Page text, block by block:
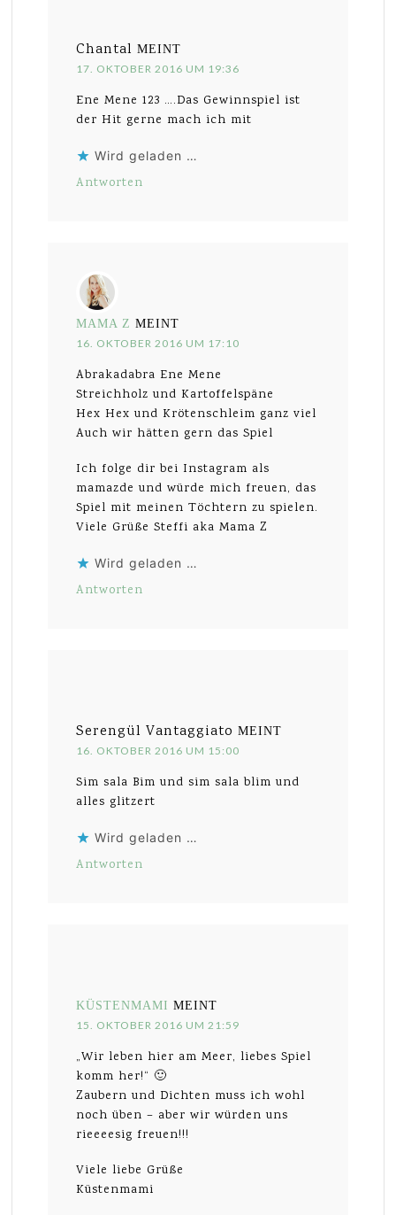
Chantal MEINT
17. OKTOBER 2016 UM 19:36
Ene Mene 123 ….Das Gewinnspiel ist
der Hit gerne mach ich mit
Wird geladen …
Antworten
MAMA Z MEINT
16. OKTOBER 2016 UM 17:10
Abrakadabra Ene Mene
Streichholz und Kartoffelspäne
Hex Hex und Krötenschleim ganz viel
Auch wir hätten gern das Spiel
Ich folge dir bei Instagram als
mamazde und würde mich freuen, das
Spiel mit meinen Töchtern zu spielen.
Viele Grüße Steffi aka Mama Z
Wird geladen …
Antworten
Serengül Vantaggiato MEINT
16. OKTOBER 2016 UM 15:00
Sim sala Bim und sim sala blim und
alles glitzert
Wird geladen …
Antworten
KÜSTENMAMI MEINT
15. OKTOBER 2016 UM 21:59
„Wir leben hier am Meer, liebes Spiel
komm her!“ 🙂
Zaubern und Dichten muss ich wohl
noch üben – aber wir würden uns
rieeeesig freuen!!!
Viele liebe Grüße
Küstenmami